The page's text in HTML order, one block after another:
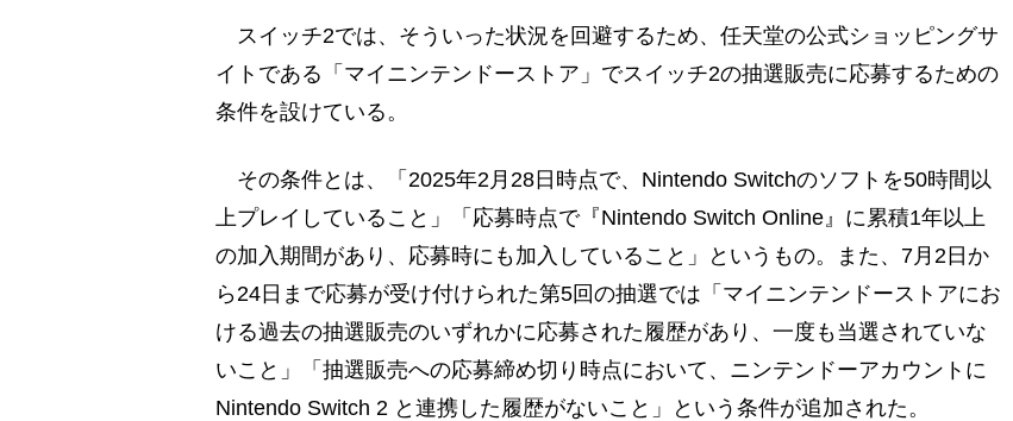
スイッチ2では、そういった状況を回避するため、任天堂の公式ショッピングサ
イトである「マイニンテンドーストア」でスイッチ2の抽選販売に応募するための
条件を設けている。
その条件とは、「2025年2月28日時点で、Nintendo Switchのソフトを50時間以
上プレイしていること」「応募時点で『Nintendo Switch Online』に累積1年以上
の加入期間があり、応募時にも加入していること」というもの。また、7月2日か
ら24日まで応募が受け付けられた第5回の抽選では「マイニンテンドーストアにお
ける過去の抽選販売のいずれかに応募された履歴があり、一度も当選されていな
いこと」「抽選販売への応募締め切り時点において、ニンテンドーアカウントに
Nintendo Switch 2 と連携した履歴がないこと」という条件が追加された。